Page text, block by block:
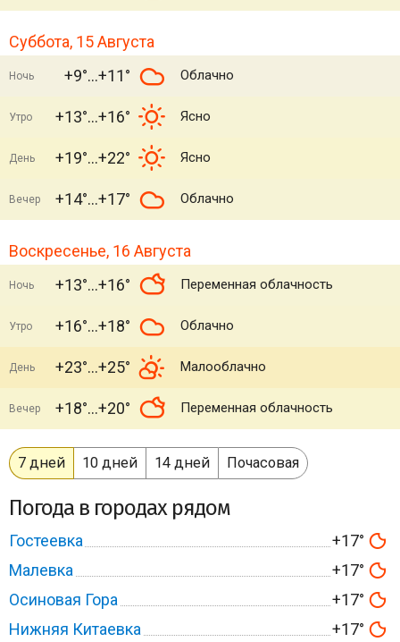
Суббота, 15 Августа
Ночь +9° +11° Облачно
Утро +13° +16° Ясно
День +19° +22° Ясно
Вечер +14° +17° Облачно
Воскресенье, 16 Августа
Ночь +13° +16° Переменная облачность
Утро +16° +18° Облачно
День +23° +25° Малооблачно
Вечер +18° +20° Переменная облачность
7 дней 10 дней 14 дней Почасовая
Погода в городах рядом
Гостеевка
+17°
Малевка
+17°
Осиновая Гора
+17°
Нижняя Китаевка
+17°